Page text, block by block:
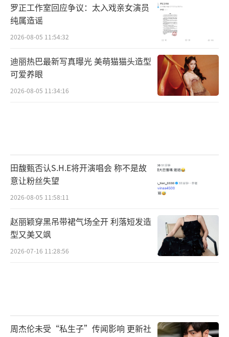
罗正工作室回应争议：太入戏亲女演员
纯属造谣
2026-08-05 11:54:32
迪丽热巴最新写真曝光 美萌猫猫头造型
可爱养眼
2026-08-05 11:34:16
田馥甄否认S.H.E将开演唱会 称不是故
意让粉丝失望
2026-08-05 11:58:11
赵丽颖穿黑吊带裙气场全开 利落短发造
型又美又飒
2026-07-16 11:28:56
周杰伦未受“私生子”传闻影响 更新社